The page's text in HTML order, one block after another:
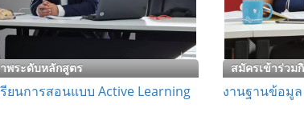
ระดับหลักสูตร
ยนการสอนแบบ Active Learning
สมัครเข้าร่วม
งานฐานข้อมูล